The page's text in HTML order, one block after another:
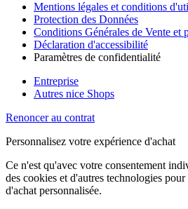
Mentions légales et conditions
Protection des Données
Conditions Générales de Vente et
Déclaration d'accessibilité
Paramètres de confidentialité
Entreprise
Autres nice Shops
Renoncer au contrat
Personnalisez votre expérience d'achat
Ce n'est qu'avec votre consentement
des cookies et d'autres technologies
d'achat personnalisée.